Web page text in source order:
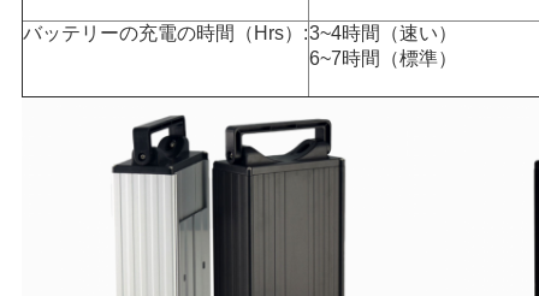
バッテリーの充電の時間（Hrs）:3~4時間（速い）
6~7時間（標準）